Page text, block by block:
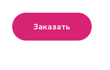
Заказать